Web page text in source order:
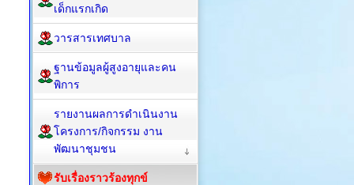
เด็กแรกเกิด
วารสารเทศบาล
ฐานข้อมูลผู้สูงอายุและคน
พิการ
รายงานผลการดำเนินงาน
โครงการ/กิจกรรม งาน
พัฒนาชุมชน
รับเรื่องราวร้องทุกข์